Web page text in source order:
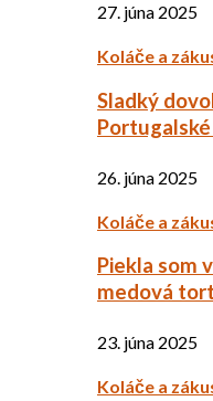
27. júna 2025
Koláče a
Sladký
26. júna 2025
Koláče a
Piekla som
medová
23. júna 2025
Koláče a